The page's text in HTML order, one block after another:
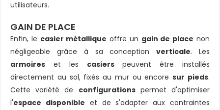
utilisateurs.
GAIN DE PLACE
Enfin, le casier métallique offre un gain de place non
négligeable grâce à sa conceptionverticale. Les
armoires et les casierspeuvent être installés
directement au sol, fixés au mur ou encoresur pieds.
Cette variété de configurationspermet d'optimiser
l'espace disponible et de s'adapter aux contraintes